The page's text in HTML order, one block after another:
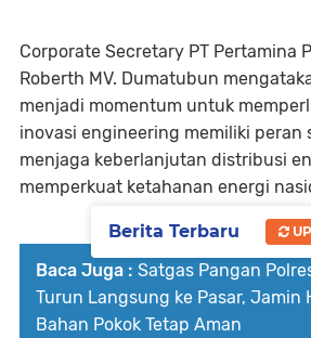
Corporate Secretary PT Pertamina
Roberth MV. Dumatubun
menjadi momentum untuk
inovasi engineering memiliki peran
menjaga keberlanjutan distribusi
memperkuat ketahanan energi
Baca Juga : Satgas Pangan
Turun Langsung ke Pasar, Jamin
Bahan Pokok Tetap Aman
Berita Terbaru